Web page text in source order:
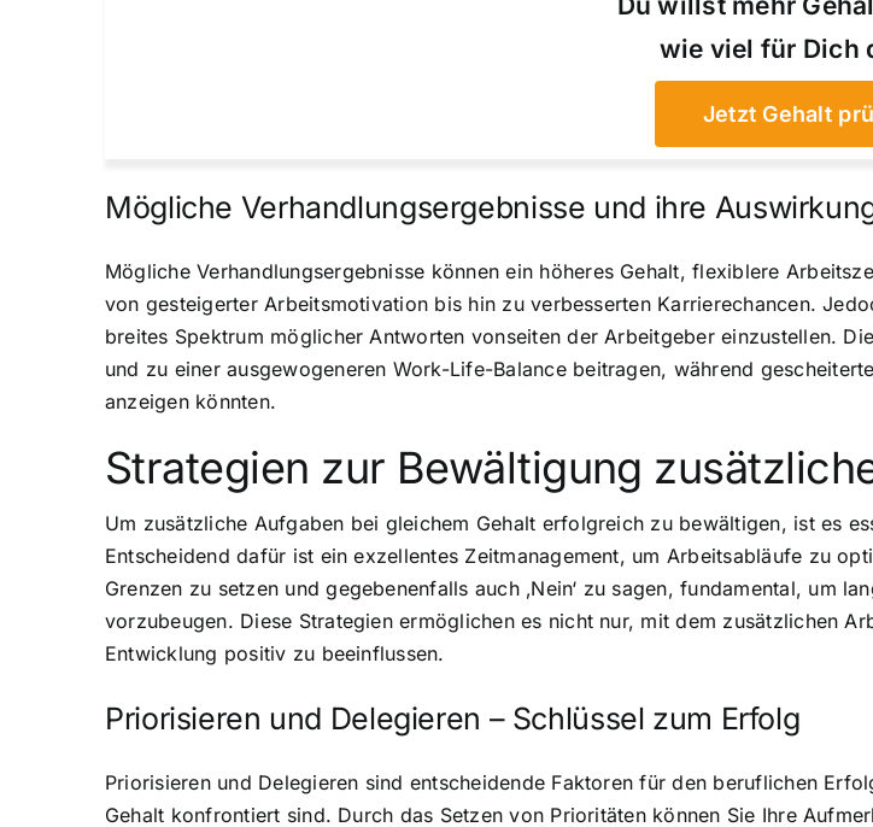
wie viel für Dich
Jetzt Gehalt
Mögliche Verhandlungsergebnisse und ihre
Mögliche Verhandlungsergebnisse können ein höheres Gehalt, flexiblere
von gesteigerter Arbeitsmotivation bis hin zu verbesserten Karrierechancen.
breites Spektrum möglicher Antworten vonseiten der Arbeitgeber einzustellen.
und zu einer ausgewogeneren Work-Life-Balance beitragen, während
anzeigen könnten.
Strategien zur Bewältigung
Um zusätzliche Aufgaben bei gleichem Gehalt erfolgreich zu bewältigen, ist es
Entscheidend dafür ist ein exzellentes Zeitmanagement, um Arbeitsabläufe zu
Grenzen zu setzen und gegebenenfalls auch ‚Nein‘ zu sagen, fundamental, um
vorzubeugen. Diese Strategien ermöglichen es nicht nur, mit dem zusätzlichen
Entwicklung positiv zu beeinflussen.
Priorisieren und Delegieren – Schlüssel zum Erfolg
Priorisieren und Delegieren sind entscheidende Faktoren für den beruflichen
Gehalt konfrontiert sind. Durch das Setzen von Prioritäten können Sie Ihre